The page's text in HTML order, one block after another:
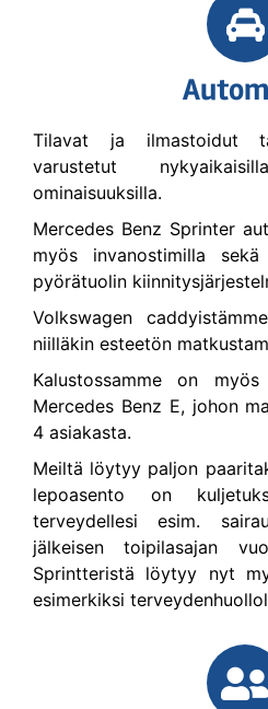
Tilavat ja ilmastoidut
varustetut
ominaisuuksilla.
Mercedes Benz Sprinter
myös invanostimilla sekä
pyörätuolin
Volkswagen
niilläkin esteetön
Kalustossamme on
Mercedes Benz E, johon
4 asiakasta.
Meiltä löytyy paljon
lepoasento on
terveydellesi esim.
jälkeisen toipilasajan
Sprintteristä löytyy nyt
esimerkiksi